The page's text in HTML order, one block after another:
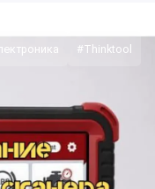
#Thinktool